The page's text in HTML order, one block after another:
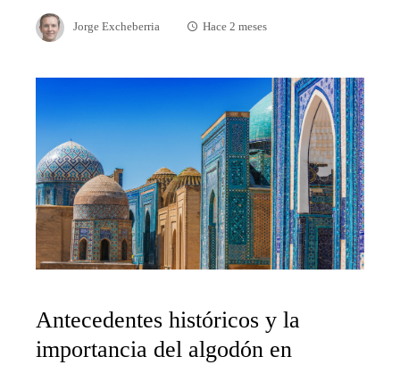
Jorge Excheberria Hace 2 meses
Antecedentes históricos y la
importancia del algodón en